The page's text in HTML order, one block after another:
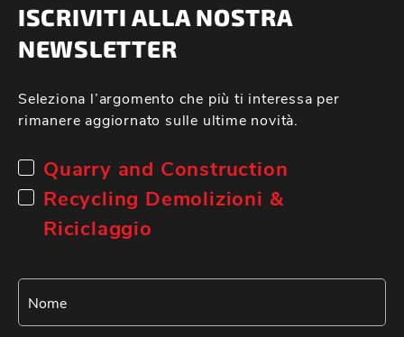
ISCRIVITI ALLA NOSTRA
NEWSLETTER
Seleziona l’argomento che più ti interessa per
rimanere aggiornato sulle ultime novità.
Quarry and Construction
Recycling Demolizioni &
Riciclaggio